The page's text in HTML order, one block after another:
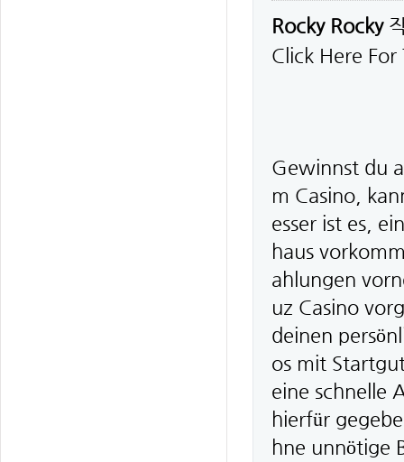
Rocky Rocky
Click Here For
Gewinnst du
m Casino,
esser ist es,
haus
ahlungen
uz Casino
deinen
os mit
eine schnelle
hierfür
hne unnötige